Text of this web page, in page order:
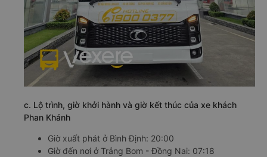
c. Lộ trình, giờ khởi hành và giờ kết thúc của xe khách
Phan Khánh
Giờ xuất phát ở Bình Định: 20:00
Giờ đến nơi ở Trảng Bom - Đồng Nai: 07:18